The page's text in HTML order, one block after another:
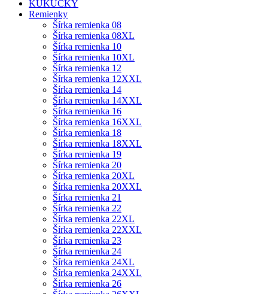
KUKUČKY
Remienky
Šírka remienka 08
Šírka remienka 08XL
Šírka remienka 10
Šírka remienka 10XL
Šírka remienka 12
Šírka remienka 12XXL
Šírka remienka 14
Šírka remienka 14XXL
Šírka remienka 16
Šírka remienka 16XXL
Šírka remienka 18
Šírka remienka 18XXL
Šírka remienka 19
Šírka remienka 20
Šírka remienka 20XL
Šírka remienka 20XXL
Šírka remienka 21
Šírka remienka 22
Šírka remienka 22XL
Šírka remienka 22XXL
Šírka remienka 23
Šírka remienka 24
Šírka remienka 24XL
Šírka remienka 24XXL
Šírka remienka 26